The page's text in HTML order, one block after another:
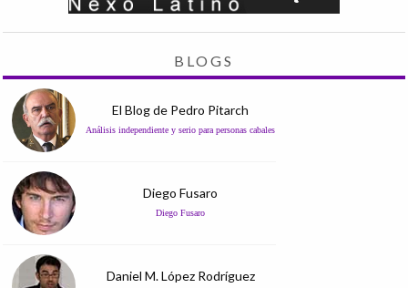
BLOGS
El Blog de Pedro Pitarch
Análisis independiente y serio para personas cabales
Diego Fusaro
Diego Fusaro
Daniel M. López Rodríguez